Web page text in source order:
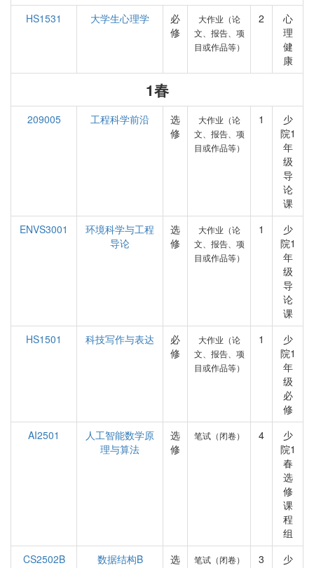
HS1531 大学生心理学
必
修
大作业（论
文、报告、项
目或作品等）
2
心
理
健
康
1春
209005 工程科学前沿
选
修
大作业（论
文、报告、项
目或作品等）
1
少
院1
年
级
导
论
课
ENVS3001
环境科学与工程
导论
选
修
大作业（论
文、报告、项
目或作品等）
1
少
院1
年
级
导
论
课
HS1501
科技写作与表达
必
修
大作业（论
文、报告、项
目或作品等）
1
少
院1
年
级
必
修
AI2501
人工智能数学原
理与算法
选
修
笔试（闭卷） 4
少
院1
春
选
修
课
程
组
CS2502B
数据结构B
选
笔试（闭卷） 3
少